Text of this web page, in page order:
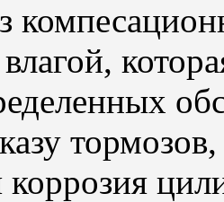
коррозия